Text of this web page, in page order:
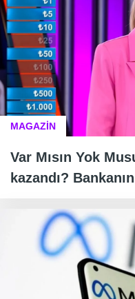
MAGAZİN
Var Mısın Yok
kazandı?